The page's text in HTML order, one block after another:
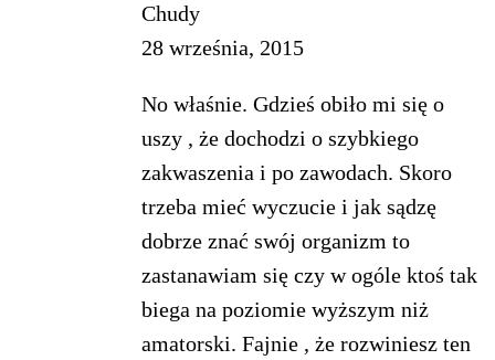
Chudy
28 września, 2015
No właśnie. Gdzieś obiło mi się o
uszy , że dochodzi o szybkiego
zakwaszenia i po zawodach. Skoro
trzeba mieć wyczucie i jak sądzę
dobrze znać swój organizm to
zastanawiam się czy w ogóle ktoś tak
biega na poziomie wyższym niż
amatorski. Fajnie , że rozwiniesz ten